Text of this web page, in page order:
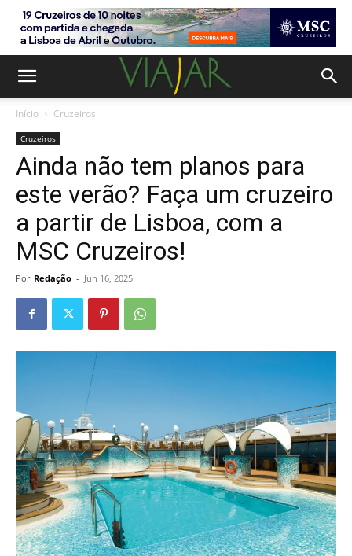
Início Cruzeiros
Cruzeiros
Ainda não tem planos para
este verão? Faça um cruzeiro
a partir de Lisboa, com a
MSC Cruzeiros!
Por Redação - Jun 16, 2025